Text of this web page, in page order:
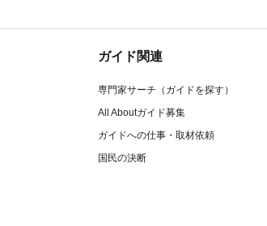
ガイド関連
専門家サーチ（ガイドを探す）
All Aboutガイド募集
ガイドへの仕事・取材依頼
国民の決断